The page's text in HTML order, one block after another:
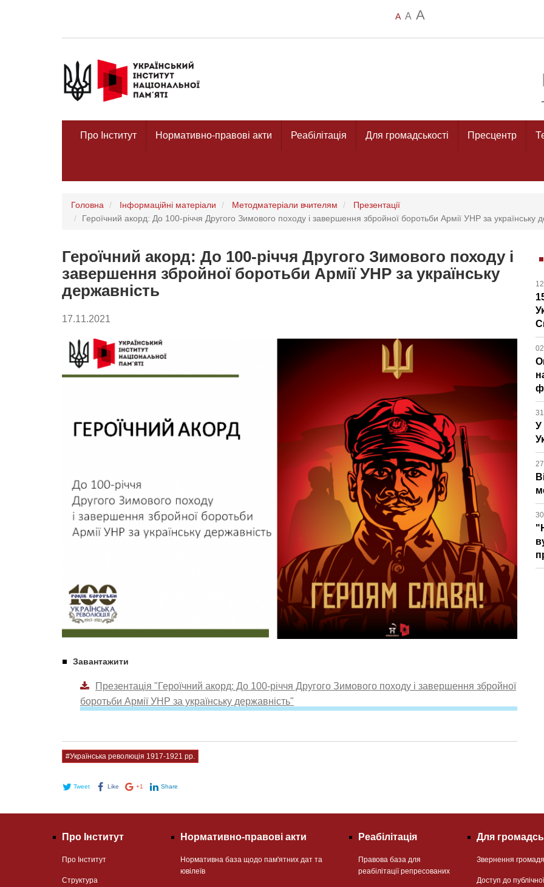
A A A
Про Інститут Нормативно-правові акти Реабілітація Для громадськості Пресцентр
Головна Інформаційні матеріали Методматеріали вчителям
Презентації
Героїчний акорд: До 100-річчя Другого Зимового походу і завершення збройної боротьби Армії УНР за українську
Героїчний акорд: До 100-річчя Другого Зимового походу і
завершення збройної боротьби Армії УНР за українську
державність
17.11.2021
Завантажити
Презентація "Героїчний акорд: До 100-річчя Другого Зимового походу і завершення збройної
боротьби Армії УНР за українську державність"
#Українська революція 1917-1921 рр.
Tweet Like +1 Share
У
Про Інститут
Про Інститут
Структура
Нормативно-правові акти
Нормативна база щодо пам'ятних дат та
ювілеїв
Реабілітація
Правова база для
реабілітації репресованих
Для
Звернення
Доступ до публічної